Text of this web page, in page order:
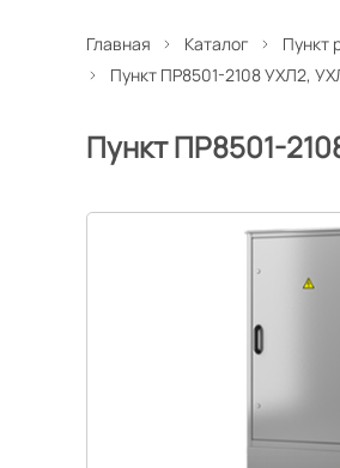
Главная Каталог Пункт
Пункт ПР8501-2108 УХЛ2,
Пункт ПР8501-